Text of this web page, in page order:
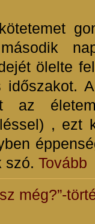
ölelte
időszakot.
az
, ezt
szó. Tovább
még?”-